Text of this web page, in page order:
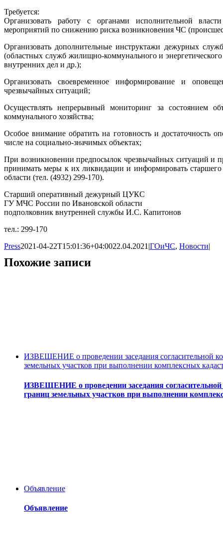
Требуется:
Организовать работу с органами исполнительной
мероприятий по снижению риска возникновения ЧС
Организовать дополнительные инструктажи дежурных
(областных служб жилищно-коммунального и
внутренних дел и др.);
Организовать своевременное информирование и
чрезвычайных ситуаций;
Осуществлять непрерывный мониторинг за состоянием
коммунального хозяйства;
Особое внимание обратить на готовность и достаточность
числе на социально-значимых объектах;
При возникновении предпосылок чрезвычайных ситуаций и
принимать меры к их ликвидации и информировать
области (тел. (4932) 299-170).
Старший оперативный дежурный ЦУКС
ГУ МЧС России по Ивановской области
подполковник внутренней службы И.С. Капитонов
тел.: 299-170
Press2021-04-22T15:01:36+04:0022.04.2021|ГОиЧС, Новости|
Похожие записи
ИЗВЕЩЕНИЕ о проведении заседания согласительной
земельных участков при выполнении комплексных
ИЗВЕЩЕНИЕ о проведении заседания согласительной
границ земельных участков при выполнении
Объявление
Объявление